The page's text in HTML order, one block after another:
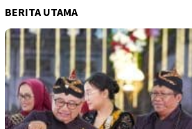
BERITA UTAMA